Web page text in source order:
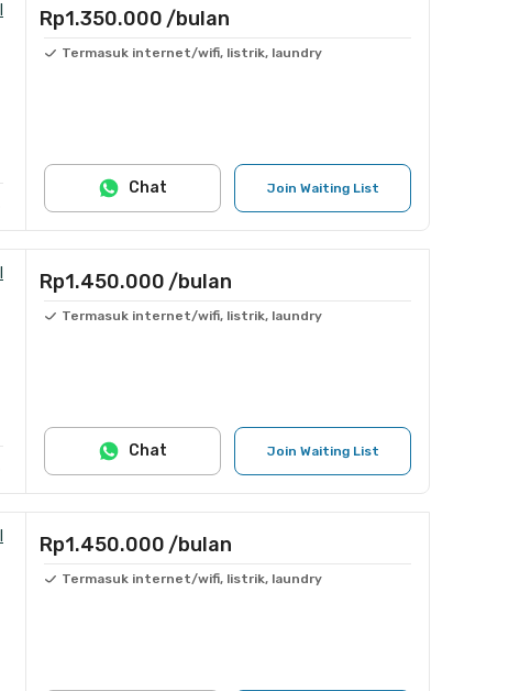
Rp1.350.000 /bulan
Termasuk internet/wifi, listrik, laundry
Join Waiting List
Chat
Rp1.450.000 /bulan
Termasuk internet/wifi, listrik, laundry
Join Waiting List
Chat
Rp1.450.000 /bulan
Termasuk internet/wifi, listrik, laundry